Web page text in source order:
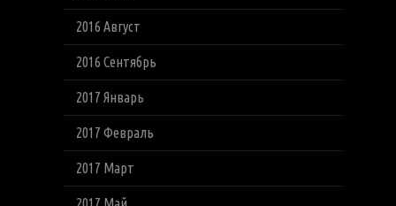
2016 Август
2016 Сентябрь
2017 Январь
2017 Февраль
2017 Март